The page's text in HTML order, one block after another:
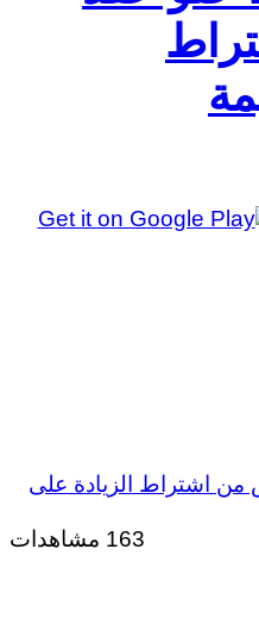
اشتراط الزيادة على
163 مشاهدات